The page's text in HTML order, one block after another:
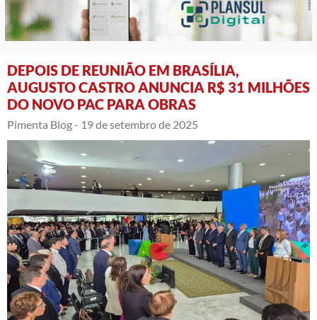
DEPOIS DE REUNIÃO EM BRASÍLIA,
AUGUSTO CASTRO ANUNCIA R$ 31 MILHÕES
DO NOVO PAC PARA OBRAS
Pimenta Blog - 19 de setembro de 2025